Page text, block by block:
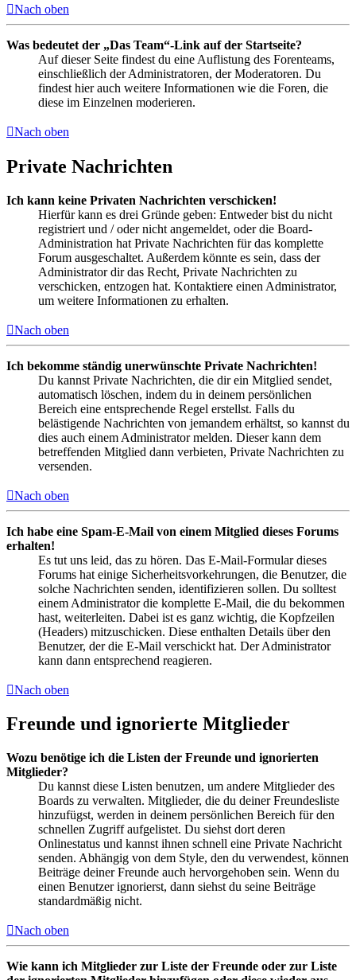
Nach oben
Was bedeutet der „Das Team“-Link auf der Startseite?
Auf dieser Seite findest du eine Auflistung des Forenteams,
einschließlich der Administratoren, der Moderatoren. Du
findest hier auch weitere Informationen wie die Foren, die
diese im Einzelnen moderieren.
Nach oben
Private Nachrichten
Ich kann keine Privaten Nachrichten verschicken!
Hierfür kann es drei Gründe geben: Entweder bist du nicht
registriert und / oder nicht angemeldet, oder die Board-
Administration hat Private Nachrichten für das komplette
Forum ausgeschaltet. Außerdem könnte es sein, dass der
Administrator dir das Recht, Private Nachrichten zu
verschicken, entzogen hat. Kontaktiere einen Administrator,
um weitere Informationen zu erhalten.
Nach oben
Ich bekomme ständig unerwünschte Private Nachrichten!
Du kannst Private Nachrichten, die dir ein Mitglied sendet,
automatisch löschen, indem du in deinem persönlichen
Bereich eine entsprechende Regel erstellst. Falls du
belästigende Nachrichten von jemandem erhältst, so kannst du
dies auch einem Administrator melden. Dieser kann dem
betreffenden Mitglied dann verbieten, Private Nachrichten zu
versenden.
Nach oben
Ich habe eine Spam-E-Mail von einem Mitglied dieses Forums
erhalten!
Es tut uns leid, das zu hören. Das E-Mail-Formular dieses
Forums hat einige Sicherheitsvorkehrungen, die Benutzer, die
solche Nachrichten senden, identifizieren sollen. Du solltest
einem Administrator die komplette E-Mail, die du bekommen
hast, weiterleiten. Dabei ist es ganz wichtig, die Kopfzeilen
(Headers) mitzuschicken. Diese enthalten Details über den
Benutzer, der die E-Mail verschickt hat. Der Administrator
kann dann entsprechend reagieren.
Nach oben
Freunde und ignorierte Mitglieder
Wozu benötige ich die Listen der Freunde und ignorierten
Mitglieder?
Du kannst diese Listen benutzen, um andere Mitglieder des
Boards zu verwalten. Mitglieder, die du deiner Freundesliste
hinzufügst, werden in deinem persönlichen Bereich für den
schnellen Zugriff aufgelistet. Du siehst dort deren
Onlinestatus und kannst ihnen schnell eine Private Nachricht
senden. Abhängig von dem Style, den du verwendest, können
Beiträge deiner Freunde auch hervorgehoben sein. Wenn du
einen Benutzer ignorierst, dann siehst du seine Beiträge
standardmäßig nicht.
Nach oben
Wie kann ich Mitglieder zur Liste der Freunde oder zur Liste